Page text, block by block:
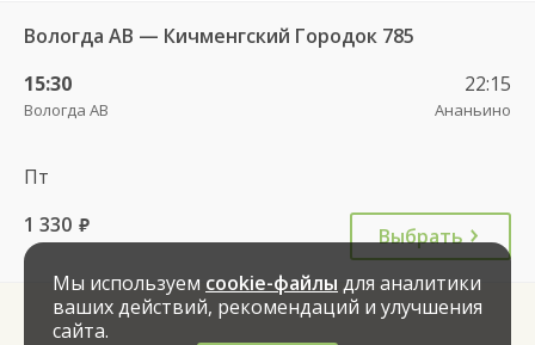
Вологда АВ — Кичменгский Городок 785
15:30
Вологда АВ
22:15
Ананьино
Пт
1 330 руб.
Выбрать
Мы используем cookie-файлы для аналитики
ваших действий, рекомендаций и улучшения
сайта.